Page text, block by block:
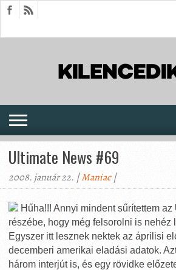
Ultimate News #69
2008. január 22. |Maniac|
Hűha!!! Annyi mindent sűrítettem az
részébe, hogy még felsorolni is
Egyszer itt lesznek nektek az áprilisi
decemberi amerikai eladási adatok.
három interjút is, és egy rövidke